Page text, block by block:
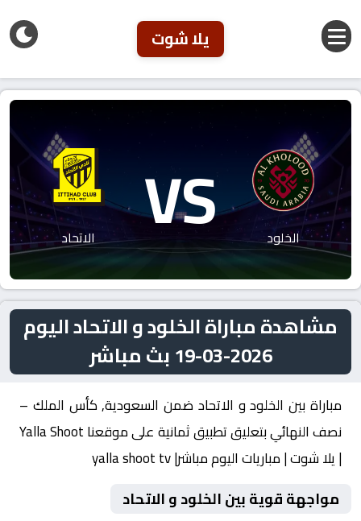
يلا شوت
الخلود VS الاتحاد
مشاهدة مباراة الخلود و الاتحاد اليوم
2026-03-19 بث مباشر
مباراة بين الخلود و الاتحاد ضمن السعودية, كأس الملك –
نصف النهائي بتعليق تطبيق ثمانية على موقعنا Yalla Shoot
| يلا شوت | مباريات اليوم مباشر| yalla shoot tv
مواجهة قوية بين الخلود و الاتحاد